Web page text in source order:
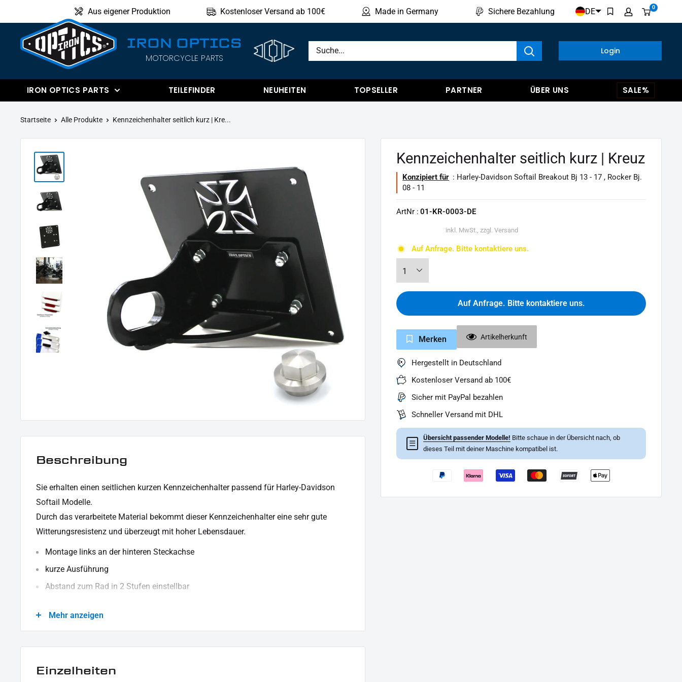
zum
Aus eigener Produktion Kostenloser Versand ab 100€ Made in Germany Sichere Bezahlung DE 0
IRON
IRON OPTICS
MOTORCYCLE PARTS
Login
IRON OPTICS PARTS TEILEFINDER NEUHEITEN TOPSELLER PARTNER ÜBER UNS SALE%
Produkte anzeigen
Startseite Alle Produkte Kennzeichenhalter seitlich kurz | Kre...
Kennzeichenhalter seitlich kurz | Kreuz
Konzipiert für : Harley-Davidson Softail Breakout Bj 13 - 17 , Rocker Bj.
08 - 11
ArtNr : 01-KR-0003-DE
inkl. MwSt., zzgl. Versand
Auf Anfrage. Bitte kontaktiere uns.
Auf Anfrage. Bitte kontaktiere uns.
Merken Artikelherkunft
Hergestellt in Deutschland
Kostenloser Versand ab 100€
Sicher mit PayPal bezahlen
Schneller Versand mit DHL
☰
Übersicht passender Modelle! Bitte schaue in der Übersicht nach, ob
dieses Teil mit deiner Maschine kompatibel ist.
Beschreibung
Sie erhalten einen seitlichen kurzen Kennzeichenhalter passend für Harley-Davidson
Softail Modelle.
Durch das verarbeitete Material bekommt dieser Kennzeichenhalter eine sehr gute
Witterungsresistenz und überzeugt mit hoher Lebensdauer.
Montage links an der hinteren Steckachse
kurze Ausführung
Abstand zum Rad in 2 Stufen einstellbar
schwarz pulverbeschichtet
Die Auslieferung erfolgt ohne ABE (Allgemeine Betriebserlaubnis), der Eintrag muss
Mehr anzeigen
Einzelheiten